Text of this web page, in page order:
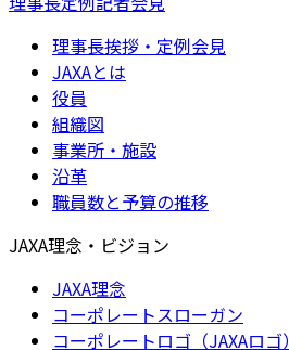
理事長挨拶・定例会見
JAXAとは
役員
組織図
事業所・施設
沿革
職員数と予算の推移
JAXA理念・ビジョン
JAXA理念
コーポレートスローガン
コーポレートロゴ（JAXAロゴ）